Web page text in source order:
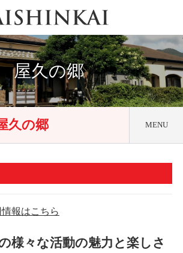
屋久の郷
久の郷 MENU
採用情報
報はこちら
様々な活動の魅力と楽しさ